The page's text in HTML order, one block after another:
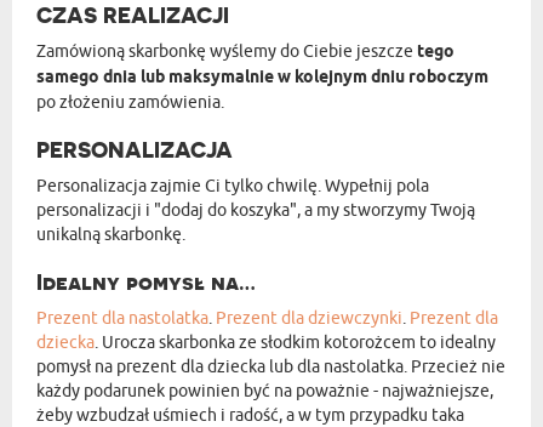
CZAS REALIZACJI
Zamówioną skarbonkę wyślemy do Ciebie jeszcze tego
samego dnia lub maksymalnie w kolejnym dniu roboczym
po złożeniu zamówienia.
PERSONALIZACJA
Personalizacja zajmie Ci tylko chwilę. Wypełnij pola
personalizacji i "dodaj do koszyka", a my stworzymy Twoją
unikalną skarbonkę.
Idealny pomysł na…
Prezent dla nastolatka. Prezent dla dziewczynki. Prezent dla
dziecka. Urocza skarbonka ze słodkim kotorożcem to idealny
pomysł na prezent dla dziecka lub dla nastolatka. Przecież nie
każdy podarunek powinien być na poważnie - najważniejsze,
żeby wzbudzał uśmiech i radość, a w tym przypadku taka